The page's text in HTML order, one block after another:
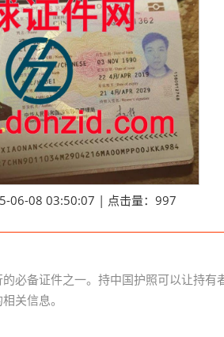
06-08 03:50:07 | 点击量：997
必备证件之一。持中国护照可以让持
关信息。